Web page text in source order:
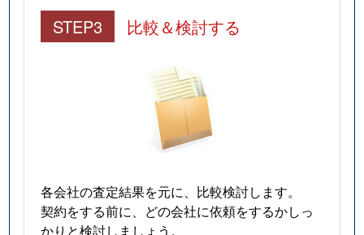
STEP3 比較＆検討する
各会社の査定結果を元に、比較検討します。
契約をする前に、どの会社に依頼をするかしっ
かりと検討しましょう。